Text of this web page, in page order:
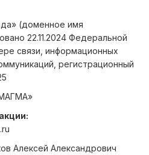
(доменное имя
22.11.2024 Федеральной
связи, информационных
регистрационный
Алексей Александрович